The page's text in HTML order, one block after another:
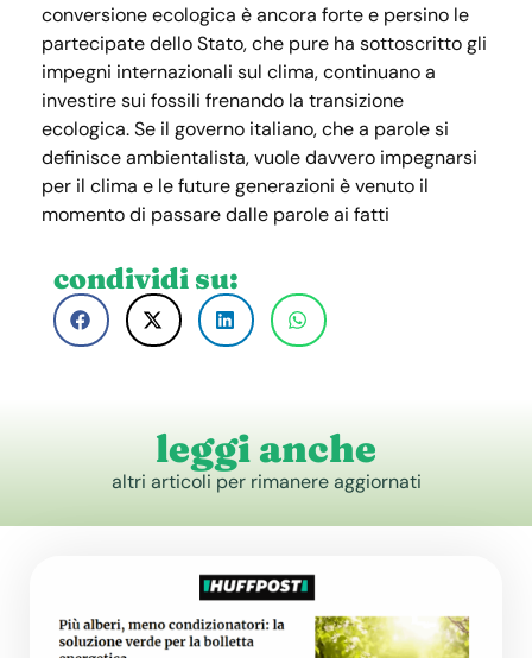
condividi su:
conversione ecologica è ancora forte e persino le
partecipate dello Stato, che pure ha sottoscritto gli
impegni internazionali sul clima, continuano a
investire sui fossili frenando la transizione
ecologica. Se il governo italiano, che a parole si
definisce ambientalista, vuole davvero impegnarsi
per il clima e le future generazioni è venuto il
momento di passare dalle parole ai fatti
leggi anche
altri articoli per rimanere aggiornati